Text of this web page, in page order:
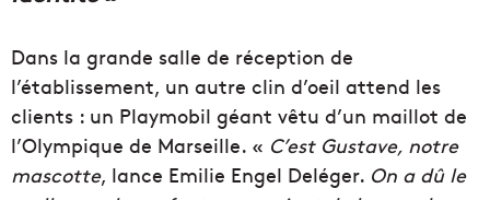
Dans la grande salle de réception de
l’établissement, un autre clin d’oeil attend les
clients : un Playmobil géant vêtu d’un maillot de
l’Olympique de Marseille. « C’est Gustave, notre
mascotte, lance Emilie Engel Deléger. On a dû le